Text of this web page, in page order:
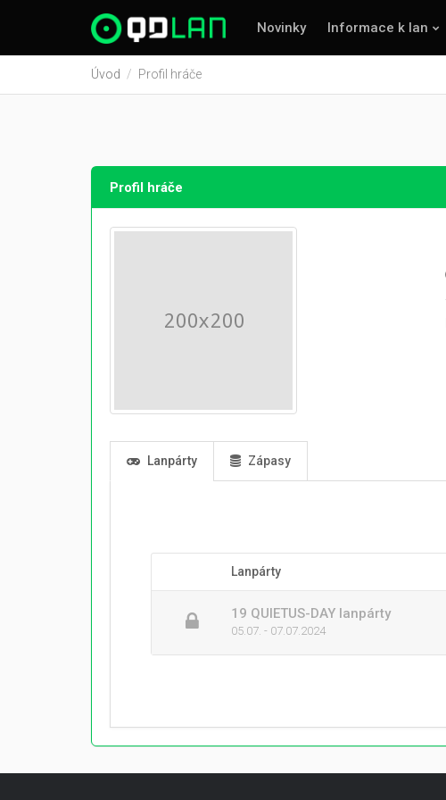
Novinky Informace k lan
Úvod Profil hráče
Profil hráče
Lanpárty Zápasy
Lanpárty
19 QUIETUS-DAY lanpárty
05.07. - 07.07.2024